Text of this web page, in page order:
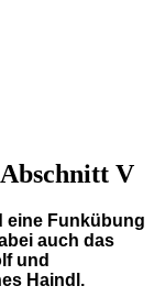
V
eine Funkübung
auch das
und
Haindl.